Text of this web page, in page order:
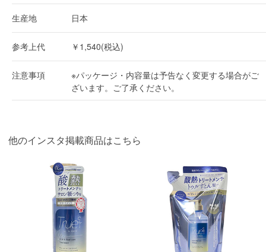
生産地 日本
参考上代 ￥1,540(税込)
注意事項
※パッケージ・内容量は予告なく変更する場合がご
ざいます。ご了承ください。
他のインスタ掲載商品はこちら